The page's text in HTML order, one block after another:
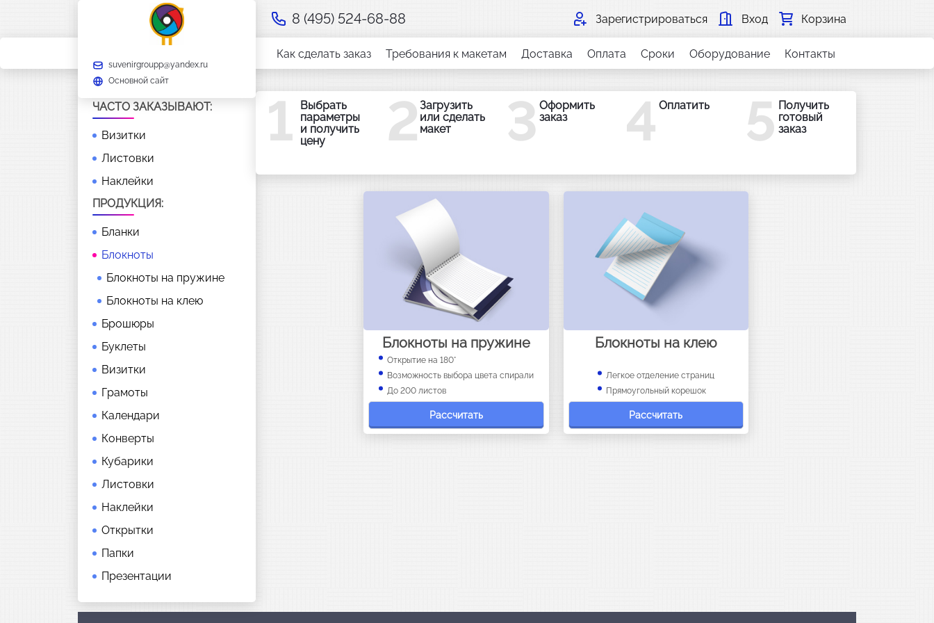
suvenirgroupp@yandex.ru
Основной сайт
8 (495) 524-68-88 Зарегистрироваться Вход Корзина
Как сделать заказ Требования к макетам Доставка Оплата Сроки Оборудование Контакты
ЧАСТО ЗАКАЗЫВАЮТ:
Визитки
Листовки
Наклейки
ПРОДУКЦИЯ:
Бланки
Блокноты
Блокноты на пружине
Блокноты на клею
Брошюры
Буклеты
Визитки
Грамоты
Календари
Конверты
Кубарики
Листовки
Наклейки
Открытки
Папки
Презентации
1
Выбрать
параметры
и получить
цену
2 Загрузить
или сделать
макет
3 Оформить
заказ
4 Оплатить 5 Получить
готовый
заказ
Блокноты на пружине
Открытие на 180°
Возможность выбора цвета спирали
До 200 листов
Рассчитать
Блокноты на клею
Легкое отделение страниц
Прямоугольный корешок
Рассчитать